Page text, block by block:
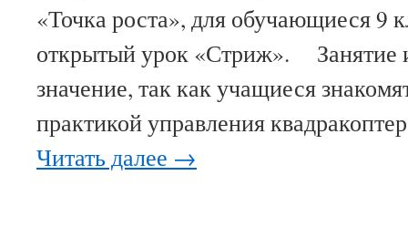
«Точка роста», для обучающиеся 9
открытый урок «Стриж». Занятие
значение, так как учащиеся
практикой управления
Читать далее →